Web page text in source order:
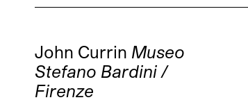
John Currin Museo
Stefano Bardini /
Firenze